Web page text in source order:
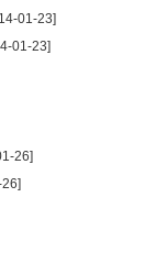
01-23]
01-23]
26]